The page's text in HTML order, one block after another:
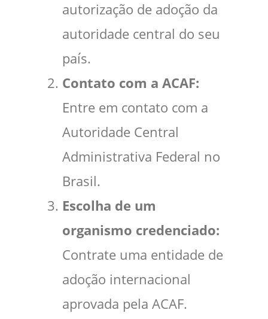
autorização de adoção da
autoridade central do seu
país.
Contato com a ACAF:
Entre em contato com a
Autoridade Central
Administrativa Federal no
Brasil.
Escolha de um
organismo credenciado:
Contrate uma entidade de
adoção internacional
aprovada pela ACAF.